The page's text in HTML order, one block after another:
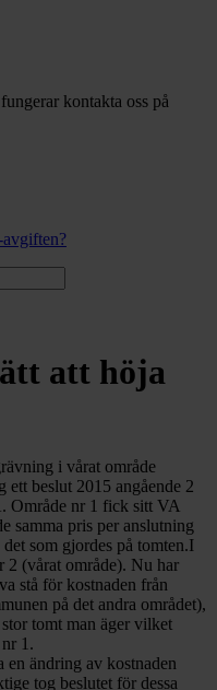
kontakta oss på
att höja
i vårat område
ett beslut 2015 angående 2
Område nr 1 fick sitt VA
samma pris per anslutning
som gjordes på tomten.I
2 (vårat område). Nu har
stå för kostnaden från
på det andra området),
tomt man äger vilket
1.
ändring av kostnaden
tog beslutet för dessa